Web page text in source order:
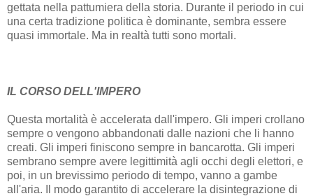
gettata nella pattumiera della storia. Durante il periodo in cui
una certa tradizione politica è dominante, sembra essere
quasi immortale. Ma in realtà tutti sono mortali.
IL CORSO DELL'IMPERO
Questa mortalità è accelerata dall'impero. Gli imperi crollano
sempre o vengono abbandonati dalle nazioni che li hanno
creati. Gli imperi finiscono sempre in bancarotta. Gli imperi
sembrano sempre avere legittimità agli occhi degli elettori, e
poi, in un brevissimo periodo di tempo, vanno a gambe
all'aria. Il modo garantito di accelerare la disintegrazione di